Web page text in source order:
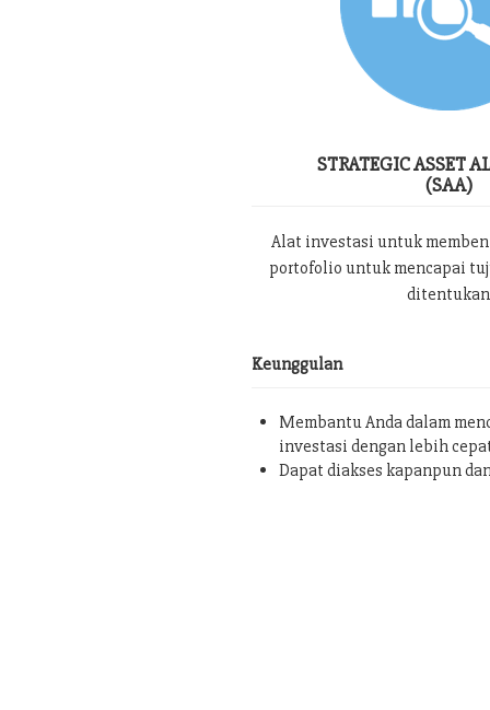
STRATEGIC ASSET
(SAA)
Alat investasi untuk
portofolio untuk mencapai
ditentukan
Keunggulan
Membantu Anda dalam
investasi dengan lebih
Dapat diakses kapanpun